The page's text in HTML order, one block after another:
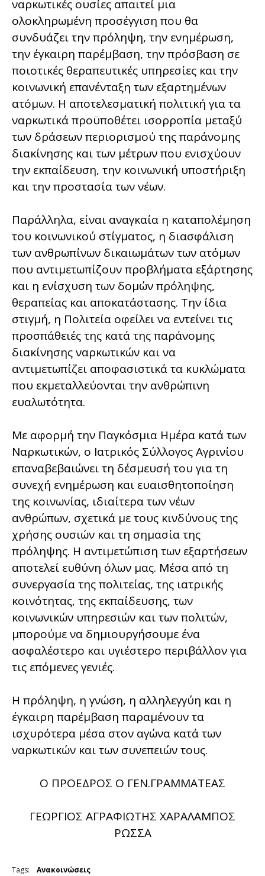
ναρκωτικές ουσίες απαιτεί μια
ολοκληρωμένη προσέγγιση που θα
συνδυάζει την πρόληψη, την ενημέρωση,
την έγκαιρη παρέμβαση, την πρόσβαση σε
ποιοτικές θεραπευτικές υπηρεσίες και την
κοινωνική επανένταξη των εξαρτημένων
ατόμων. Η αποτελεσματική πολιτική για τα
ναρκωτικά προϋποθέτει ισορροπία μεταξύ
των δράσεων περιορισμού της παράνομης
διακίνησης και των μέτρων που ενισχύουν
την εκπαίδευση, την κοινωνική υποστήριξη
και την προστασία των νέων.
Παράλληλα, είναι αναγκαία η καταπολέμηση
του κοινωνικού στίγματος, η διασφάλιση
των ανθρωπίνων δικαιωμάτων των ατόμων
που αντιμετωπίζουν προβλήματα εξάρτησης
και η ενίσχυση των δομών πρόληψης,
θεραπείας και αποκατάστασης. Την ίδια
στιγμή, η Πολιτεία οφείλει να εντείνει τις
προσπάθειές της κατά της παράνομης
διακίνησης ναρκωτικών και να
αντιμετωπίζει αποφασιστικά τα κυκλώματα
που εκμεταλλεύονται την ανθρώπινη
ευαλωτότητα.
Με αφορμή την Παγκόσμια Ημέρα κατά των
Ναρκωτικών, ο Ιατρικός Σύλλογος Αγρινίου
επαναβεβαιώνει τη δέσμευσή του για τη
συνεχή ενημέρωση και ευαισθητοποίηση
της κοινωνίας, ιδιαίτερα των νέων
ανθρώπων, σχετικά με τους κινδύνους της
χρήσης ουσιών και τη σημασία της
πρόληψης. Η αντιμετώπιση των εξαρτήσεων
αποτελεί ευθύνη όλων μας. Μέσα από τη
συνεργασία της πολιτείας, της ιατρικής
κοινότητας, της εκπαίδευσης, των
κοινωνικών υπηρεσιών και των πολιτών,
μπορούμε να δημιουργήσουμε ένα
ασφαλέστερο και υγιέστερο περιβάλλον για
τις επόμενες γενιές.
Η πρόληψη, η γνώση, η αλληλεγγύη και η
έγκαιρη παρέμβαση παραμένουν τα
ισχυρότερα μέσα στον αγώνα κατά των
ναρκωτικών και των συνεπειών τους.
Ο ΠΡΟΕΔΡΟΣ Ο ΓΕΝ.ΓΡΑΜΜΑΤΕΑΣ
ΓΕΩΡΓΙΟΣ ΑΓΡΑΦΙΩΤΗΣ ΧΑΡΑΛΑΜΠΟΣ
ΡΩΣΣΑ
Tags: Ανακοινώσεις